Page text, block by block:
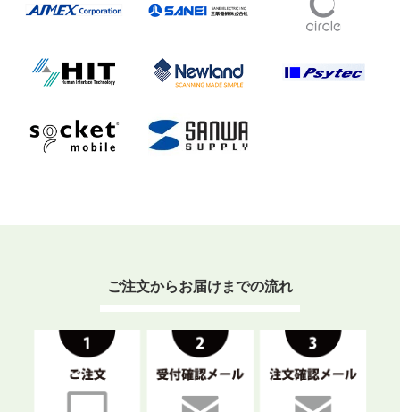
ご注文からお届けまでの流れ